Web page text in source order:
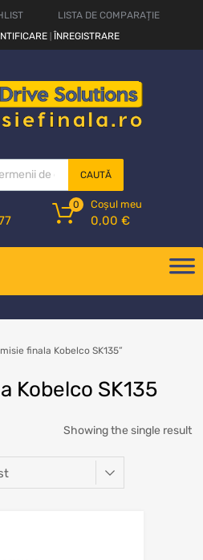
LISTA DE COMPARAȚIE
ÎNREGISTRARE
CAUTĂ
Coșul meu
0,00 €
0
finala Kobelco SK135”
Kobelco SK135
Showing the single result